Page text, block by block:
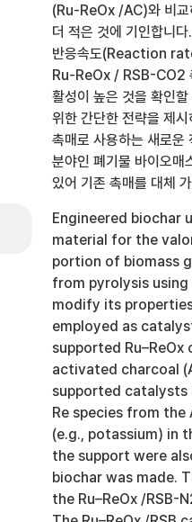
(Ru-ReOx /AC)와 비교
더 적은 것에 기인합니
반응속도(Reaction
Ru-ReOx / RSB-CO2
활성이 높은 것을 확인
위한 간단한 전략을 제
촉매로 사용하는 새로운
분야인 폐기물 바이오매
있어 기존 촉매를 대체
Engineered biochar
material for the
portion of biomass
from pyrolysis using
modify its
employed as
supported
activated charcoal
supported
Re species from
(e.g., potassium) in
the support were
biochar was made.
the Ru–ReOx /